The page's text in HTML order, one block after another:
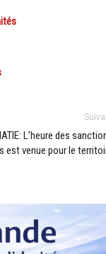
L’heure des
est venue pour le